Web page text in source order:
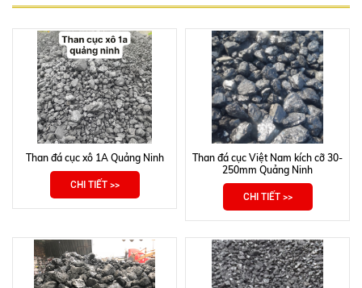
Than đá cục xô 1A Quảng Ninh
CHI TIẾT >>
Than đá cục Việt Nam kích cỡ 30-
250mm Quảng Ninh
CHI TIẾT >>